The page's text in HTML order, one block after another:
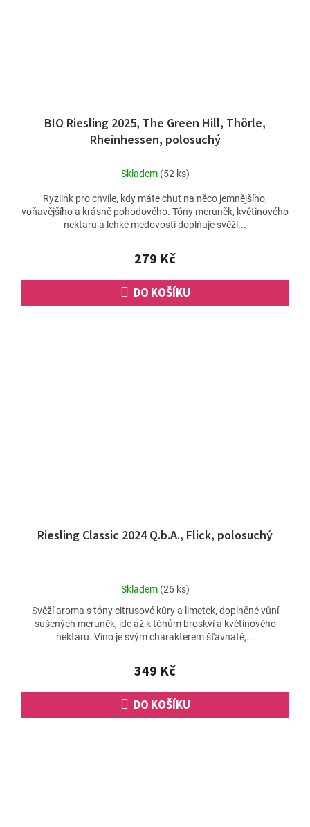
BIO Riesling 2025, The Green Hill, Thörle,
Rheinhessen, polosuchý
Skladem (52 ks)
279 Kč
DO KOŠÍKU
Ryzlink pro chvíle, kdy máte chuť na něco jemnějšího,
voňavějšího a krásně pohodového. Tóny meruněk, květinového
nektaru a lehké medovosti doplňuje svěží...
Riesling Classic 2024 Q.b.A., Flick, polosuchý
Průměrné
produktu
je
5,0
5
hvězdiček.
Skladem (26 ks)
349 Kč
DO KOŠÍKU
Svěží aroma s tóny citrusové kůry a limetek, doplněné vůní
sušených meruněk, jde až k tónům broskví a květinového
nektaru. Víno je svým charakterem šťavnaté,...